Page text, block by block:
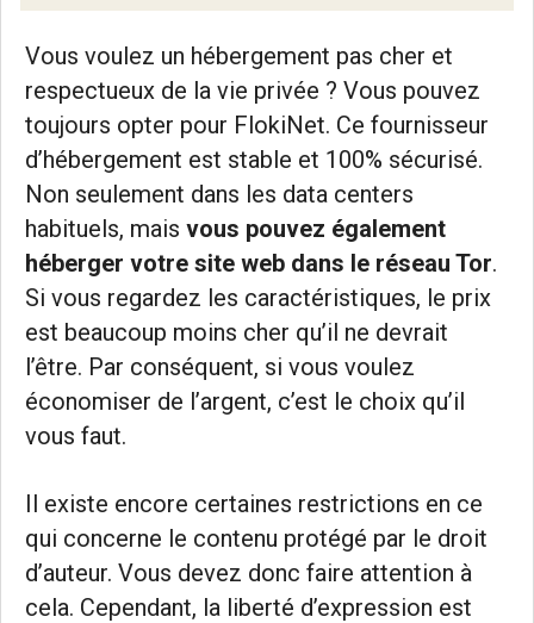
Vous voulez un hébergement pas cher et
respectueux de la vie privée ? Vous pouvez
toujours opter pour FlokiNet. Ce fournisseur
d’hébergement est stable et 100% sécurisé.
Non seulement dans les data centers
habituels, mais vous pouvez également
héberger votre site web dans le réseau Tor.
Si vous regardez les caractéristiques, le prix
est beaucoup moins cher qu’il ne devrait
l’être. Par conséquent, si vous voulez
économiser de l’argent, c’est le choix qu’il
vous faut.
Il existe encore certaines restrictions en ce
qui concerne le contenu protégé par le droit
d’auteur. Vous devez donc faire attention à
cela. Cependant, la liberté d’expression est